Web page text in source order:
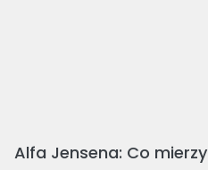
Alfa Jensena: Co